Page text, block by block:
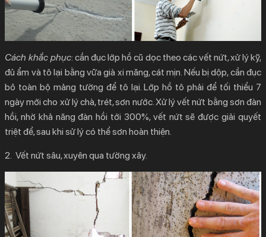
Cách khắc phục: cần đục lớp hồ cũ dọc theo các vết nứt, xử lý kỹ,
đủ ẩm và tô lại bằng vữa già xi măng, cát mịn. Nếu bị dộp, cần đục
bỏ toàn bộ mảng tường để tô lại. Lớp hồ tô phải để tối thiểu 7
ngày mới cho xử lý chà, trét, sơn nước. Xử lý vết nứt bằng sơn đàn
hồi, nhờ khả năng đàn hồi tới 300%, vết nứt sẽ được giải quyết
triệt để, sau khi sử lý có thể sơn hoàn thiện.
2. Vết nứt sâu, xuyên qua tường xây.